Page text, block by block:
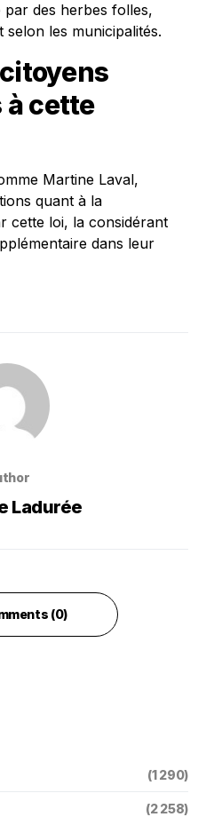
des herbes folles,
les municipalités.
cette
Martine Laval,
quant à la
cette loi, la considérant
dans leur
Ladurée
(0)
(1 290)
(2 258)